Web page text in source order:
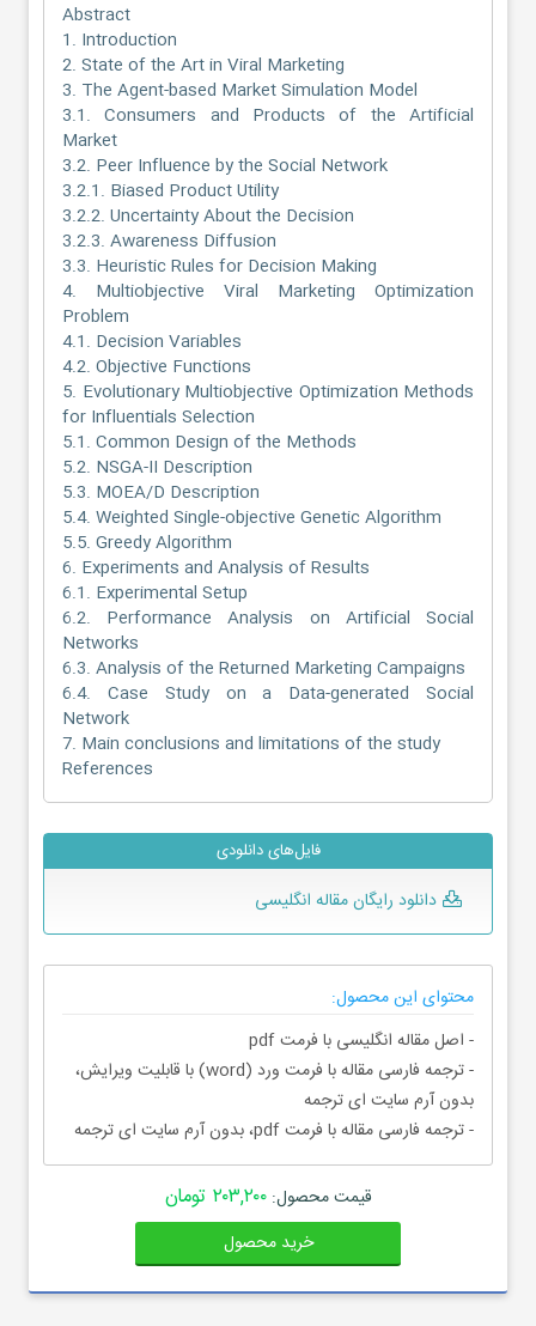
Abstract
1. Introduction
2. State of the Art in Viral Marketing
3. The Agent-based Market Simulation Model
3.1. Consumers and Products of the Artificial
Market
3.2. Peer Influence by the Social Network
3.2.1. Biased Product Utility
3.2.2. Uncertainty About the Decision
3.2.3. Awareness Diffusion
3.3. Heuristic Rules for Decision Making
4. Multiobjective Viral Marketing Optimization
Problem
4.1. Decision Variables
4.2. Objective Functions
5. Evolutionary Multiobjective Optimization Methods
for Influentials Selection
5.1. Common Design of the Methods
5.2. NSGA-II Description
5.3. MOEA/D Description
5.4. Weighted Single-objective Genetic Algorithm
5.5. Greedy Algorithm
6. Experiments and Analysis of Results
6.1. Experimental Setup
6.2. Performance Analysis on Artificial Social
Networks
6.3. Analysis of the Returned Marketing Campaigns
6.4. Case Study on a Data-generated Social
Network
7. Main conclusions and limitations of the study
References
فایل‌های دانلودی
دانلود رایگان مقاله انگلیسی
محتوای این محصول:
- اصل مقاله انگلیسی با فرمت pdf
- ترجمه فارسی مقاله با فرمت ورد (word) با قابلیت ویرایش،
بدون آرم سایت ای ترجمه
- ترجمه فارسی مقاله با فرمت pdf، بدون آرم سایت ای ترجمه
قیمت محصول:۲۰۳,۲۰۰ تومان
خرید محصول